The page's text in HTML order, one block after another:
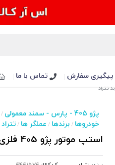
پیگیری سفارش تماس با ما
پژو 405 - پارس - سمند معمولی /
خودروها / برندها / عملگر ها /تتراد
استپ موتور پژو 405 فلزی برند تتراد